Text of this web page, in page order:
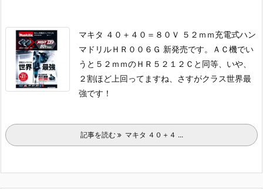
マキタ ４０＋４０＝８０Ｖ ５２ｍｍ充電式ハン
マドリルＨＲ００６Ｇ 新発売です。
ＡＣ機でい
うと５２ｍｍのＨＲ５２１２Ｃと同等、いや、
２割ほど上回ってますね、さすがクラス世界最
強です！
記事を読む マキタ ４０＋４ ...